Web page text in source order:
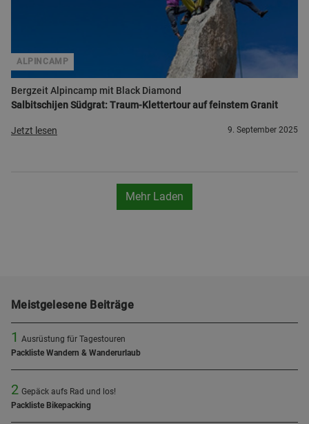
Bergzeit Alpincamp mit Black Diamond
Salbitschijen Südgrat: Traum-Klettertour auf feinstem Granit
ALPINCAMP
Jetzt lesen 9. September 2025
Mehr Laden
Meistgelesene Beiträge
1 Ausrüstung für Tagestouren
Packliste Wandern & Wanderurlaub
2 Gepäck aufs Rad und los!
Packliste Bikepacking